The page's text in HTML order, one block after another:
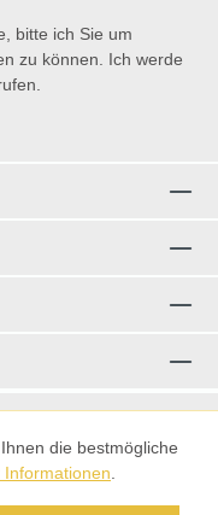
bitte ich Sie um
zu können. Ich werde
die bestmögliche
Informationen